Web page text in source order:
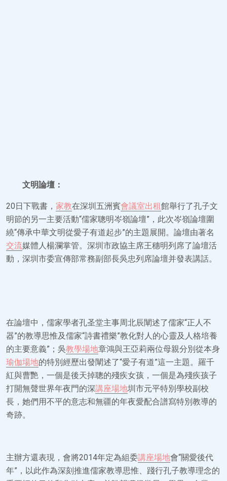
文明論壇：
20日下戰書， 家教在深圳五洲賓會議室出租館舉行了孔子文
明節的另一主要活動“儒家聰明岑嶺論壇”，此次岑嶺論壇圍
繞“傳承中華文明從愛子有道起步”的主題展開。論壇由著名
交流媒體人楊瀾掌管。深圳市政協主席王穗明列席了論壇活
動，深圳市委宣傳部常務副部長吳忠列席論壇并發表講話。
在論壇中，儒家學者孔圣堂主事周北辰闡述了儒家“正人不
器”的教導思惟及儒家“詩書禮樂”教化對人的心靈及人格培養
的主要意義”；吳教學場地章鴻與王亞莉兩位母親分別從本身
瑜伽場地的特別經歷出發闡述了“愛子有道”這一主題。羅千
紅與曹艷，一個是後天掉聰的殘疾女孩，一個是為殘疾孩子
打開無聲世界年夜門的深講座場地圳市元平特別學校副校
長，她們用不平的意志和無疆的年夜愛配合譜寫特別教導的
奇跡。
主辦方還表現，會將2014年定為組委講座場地會“關愛後代
年”，以此作為深刻推進儒家教導思惟、踐行孔子教導理念的